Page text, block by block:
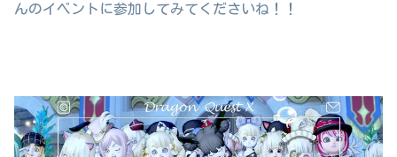
んのイベントに参加してみてくださいね！！